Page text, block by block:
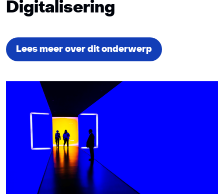
Digitalisering
Lees meer over dit onderwerp